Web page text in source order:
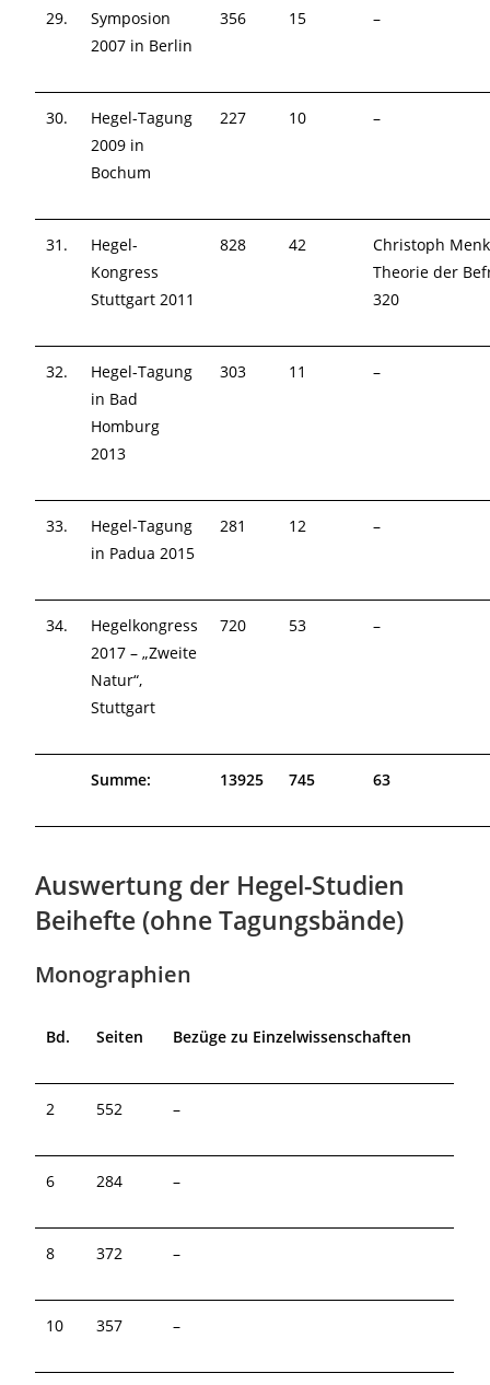
29.
Symposion
2007 in Berlin
356 15 –
30.
Hegel-Tagung
2009 in
Bochum
227 10 –
31.
Hegel-
Kongress
Stuttgart 2011
828 42
Christoph
Theorie der
320
32.
Hegel-Tagung
in Bad
Homburg
2013
303 11 –
33.
Hegel-Tagung
in Padua 2015
281 12 –
34.
Hegelkongress
2017 – „Zweite
Natur“,
Stuttgart
720 53 –
Summe: 13925 745 63
Auswertung der Hegel-Studien
Beihefte (ohne Tagungsbände)
Monographien
Bd. Seiten Bezüge zu Einzelwissenschaften
2 552 –
6 284 –
8 372 –
10 357 –